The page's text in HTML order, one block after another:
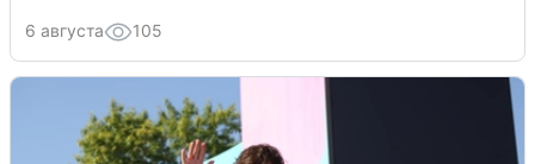
6 августа 105